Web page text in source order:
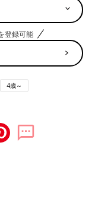
っている。（映画『悠優
う不潔恐怖のほか、
」と思う加害恐怖が
登録可能
4歳～